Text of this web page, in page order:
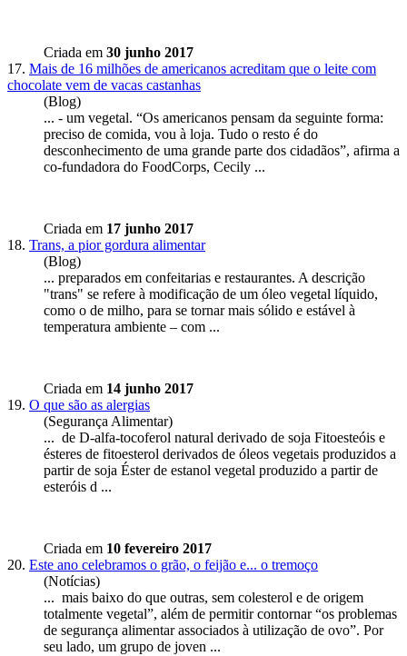
Criada em 30 junho 2017
17. Mais de 16 milhões de americanos acreditam que o leite com
chocolate vem de vacas castanhas
(Blog)
... - um vegetal. “Os americanos pensam da seguinte forma:
preciso de comida, vou à loja. Tudo o resto é do
desconhecimento de uma grande parte dos cidadãos”, afirma a
co-fundadora do FoodCorps, Cecily ...
Criada em 17 junho 2017
18. Trans, a pior gordura alimentar
(Blog)
... preparados em confeitarias e restaurantes. A descrição
"trans" se refere à modificação de um óleo vegetal líquido,
como o de milho, para se tornar mais sólido e estável à
temperatura ambiente – com ...
Criada em 14 junho 2017
19. O que são as alergias
(Segurança Alimentar)
... de D-alfa-tocoferol natural derivado de soja Fitoesteóis e
ésteres de fitoesterol derivados de óleos vegetais produzidos a
partir de soja Éster de estanol vegetal produzido a partir de
esteróis d ...
Criada em 10 fevereiro 2017
20. Este ano celebramos o grão, o feijão e... o tremoço
(Notícias)
... mais baixo do que outras, sem colesterol e de origem
totalmente vegetal”, além de permitir contornar “os problemas
de segurança alimentar associados à utilização de ovo”. Por
seu lado, um grupo de joven ...